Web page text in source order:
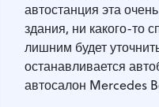
автостанция эта
здания, ни какого-то
лишним будет
останавливается
автосалон Mercedes